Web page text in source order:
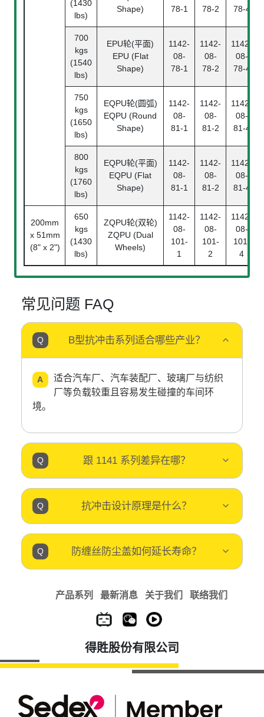
(1430
lbs)
Shape)
78-1
78-2
78-4
700
kgs
(1540
lbs)
EPU轮(平面)
EPU (Flat
Shape)
1142-
08-
78-1
1142-
08-
78-2
1142-
08-
78-4
750
kgs
(1650
lbs)
EQPU轮(圆弧)
EQPU (Round
Shape)
1142-
08-
81-1
1142-
08-
81-2
1142-
08-
81-4
800
kgs
(1760
lbs)
EQPU轮(平面)
EQPU (Flat
Shape)
1142-
08-
81-1
1142-
08-
81-2
1142-
08-
81-4
200mm
x 51mm
(8" x 2")
650
kgs
(1430
lbs)
ZQPU轮(双轮)
ZQPU (Dual
Wheels)
1142-
08-
101-
1
1142-
08-
101-
2
1142-
08-
101-
4
常见问题 FAQ
B型抗冲击系列适合哪些产业？
适合汽车厂、汽车装配厂、玻璃厂与纺织
厂等负载较重且容易发生碰撞的车间环
境。
跟 1141 系列差异在哪？
抗冲击设计原理是什么？
防缠丝防尘盖如何延长寿命？
产品系列 最新消息 关于我们 联络我们
得貹股份有限公司